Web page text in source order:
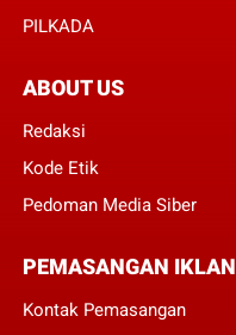
PILKADA
ABOUT US
Redaksi
Kode Etik
Pedoman Media Siber
PEMASANGAN IKLAN
Kontak Pemasangan